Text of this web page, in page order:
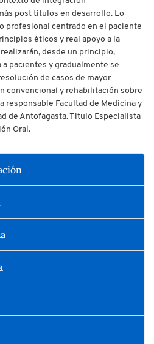
post títulos en desarrollo. Lo
profesional centrado en el paciente
éticos y real apoyo a la
desde un principio,
pacientes y gradualmente se
de casos de mayor
convencional y rehabilitación sobre
responsable Facultad de Medicina y
de Antofagasta. Título Especialista
Oral.